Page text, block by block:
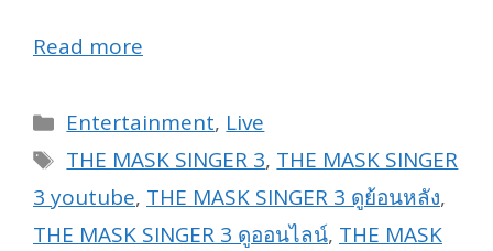
Read more
Categories
Entertainment, Live
Tags
THE MASK SINGER 3, THE MASK SINGER
3 youtube, THE MASK SINGER 3 ดูย้อนหลัง,
THE MASK SINGER 3 ดูออนไลน์, THE MASK